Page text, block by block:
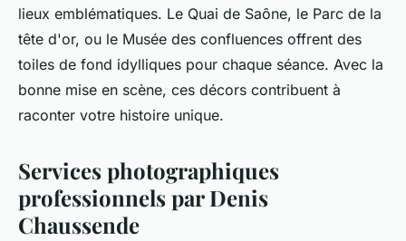
lieux emblématiques. Le Quai de Saône, le Parc de la
tête d'or, ou le Musée des confluences offrent des
toiles de fond idylliques pour chaque séance. Avec la
bonne mise en scène, ces décors contribuent à
raconter votre histoire unique.
Services photographiques
professionnels par Denis
Chaussende